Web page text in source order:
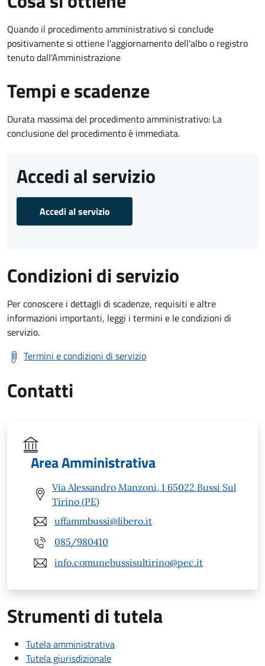
Quando il procedimento amministrativo si conclude
positivamente si ottiene l'aggiornamento dell'albo o registro
tenuto dall'Amministrazione
Tempi e scadenze
Durata massima del procedimento amministrativo: La
conclusione del procedimento è immediata.
Accedi al servizio
Accedi al servizio
Condizioni di servizio
Per conoscere i dettagli di scadenze, requisiti e altre
informazioni importanti, leggi i termini e le condizioni di
servizio.
Termini e condizioni di servizio
Contatti
Area Amministrativa
Via Alessandro Manzoni, 1 65022 Bussi Sul
Tirino (PE)
uffammbussi@libero.it
085/980410
info.comunebussisultirino@pec.it
Strumenti di tutela
Tutela amministrativa
Tutela giurisdizionale